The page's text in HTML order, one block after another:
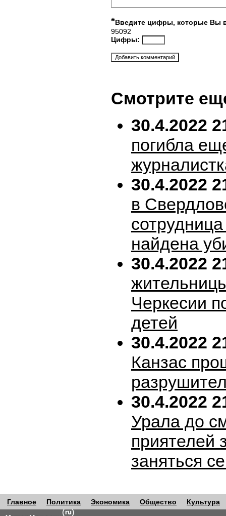
*Введите цифры, которые Вы
95092
Цифры:
Смотрите
30.4.2022
погибла
30.4.2022
в
найдена
30.4.2022
Черкесии
детей
30.4.2022
Канзас
30.4.2022
Урала до
приятелей
заняться
Главное Политика Экономика Общество Культура